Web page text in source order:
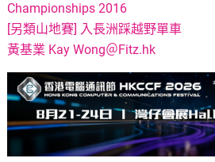
Championships 2016
[另類山地賽] 入長洲踩越野單車
黃基業 Kay Wong＠Fitz.hk